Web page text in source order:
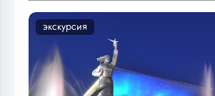
экскурсия